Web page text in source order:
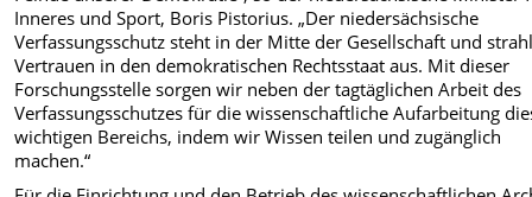
Inneres und Sport, Boris Pistorius. „Der niedersächsische
Verfassungsschutz steht in der Mitte der Gesellschaft und
Vertrauen in den demokratischen Rechtsstaat aus. Mit dieser
Forschungsstelle sorgen wir neben der tagtäglichen Arbeit des
Verfassungsschutzes für die wissenschaftliche Aufarbeitung
wichtigen Bereichs, indem wir Wissen teilen und zugänglich
machen.“